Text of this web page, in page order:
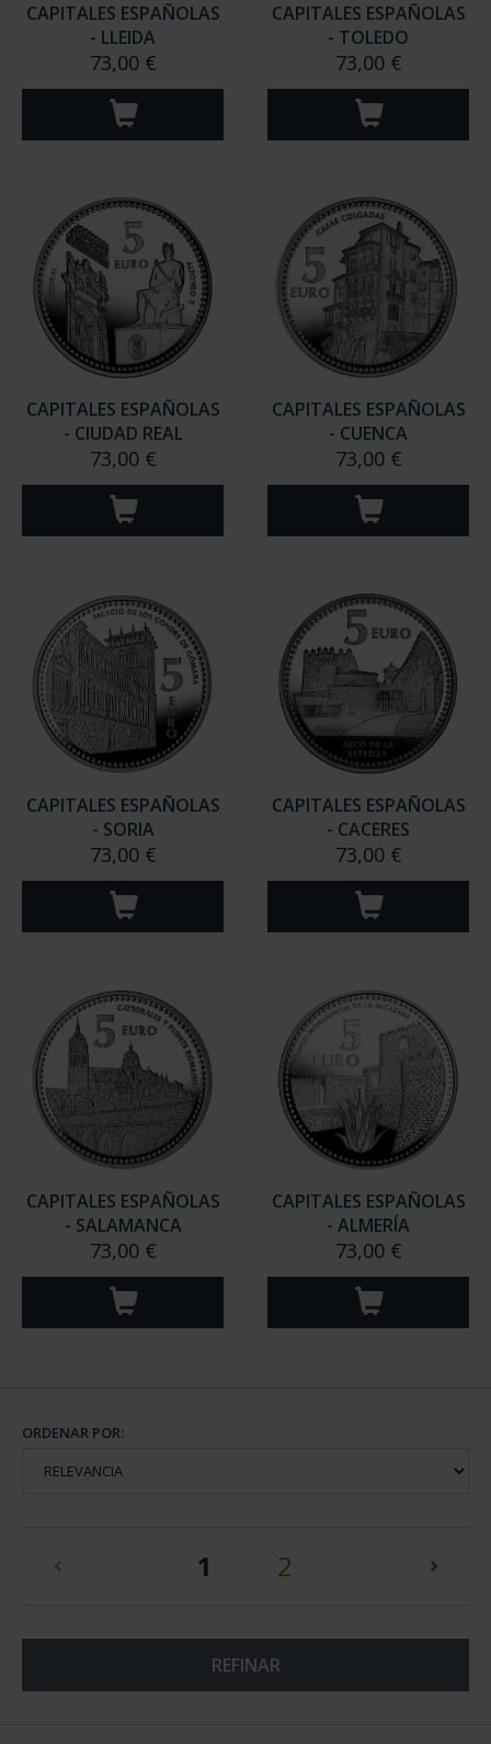
CAPITALES ESPAÑOLAS
- LLEIDA
73,00 €
CAPITALES ESPAÑOLAS
- TOLEDO
73,00 €
CAPITALES ESPAÑOLAS
- CIUDAD REAL
73,00 €
CAPITALES ESPAÑOLAS
- CUENCA
73,00 €
CAPITALES ESPAÑOLAS
- SORIA
73,00 €
CAPITALES ESPAÑOLAS
- CACERES
73,00 €
CAPITALES ESPAÑOLAS
- SALAMANCA
73,00 €
CAPITALES ESPAÑOLAS
- ALMERÍA
73,00 €
ORDENAR POR:
1 (current)
2
REFINAR